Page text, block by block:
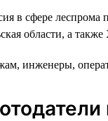
в сфере леспрома
области, а
инженеры,